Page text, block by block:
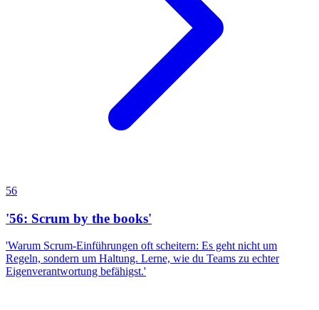
56
'56: Scrum by the books'
'Warum Scrum-Einführungen oft scheitern: Es geht nicht um
Regeln, sondern um Haltung. Lerne, wie du Teams zu echter
Eigenverantwortung befähigst.'